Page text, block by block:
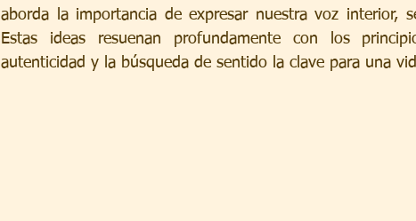
aborda la importancia de expresar nuestra voz interior,
Estas ideas resuenan profundamente con los
autenticidad y la búsqueda de sentido la clave para una